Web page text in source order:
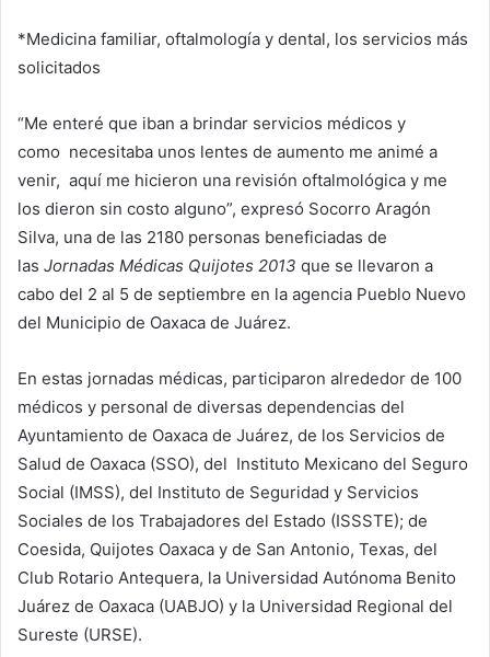
*Medicina familiar, oftalmología y dental, los servicios más
solicitados
“Me enteré que iban a brindar servicios médicos y
como necesitaba unos lentes de aumento me animé a
venir, aquí me hicieron una revisión oftalmológica y me
los dieron sin costo alguno”, expresó Socorro Aragón
Silva, una de las 2180 personas beneficiadas de
las Jornadas Médicas Quijotes 2013 que se llevaron a
cabo del 2 al 5 de septiembre en la agencia Pueblo Nuevo
del Municipio de Oaxaca de Juárez.
En estas jornadas médicas, participaron alrededor de 100
médicos y personal de diversas dependencias del
Ayuntamiento de Oaxaca de Juárez, de los Servicios de
Salud de Oaxaca (SSO), del Instituto Mexicano del Seguro
Social (IMSS), del Instituto de Seguridad y Servicios
Sociales de los Trabajadores del Estado (ISSSTE); de
Coesida, Quijotes Oaxaca y de San Antonio, Texas, del
Club Rotario Antequera, la Universidad Autónoma Benito
Juárez de Oaxaca (UABJO) y la Universidad Regional del
Sureste (URSE).